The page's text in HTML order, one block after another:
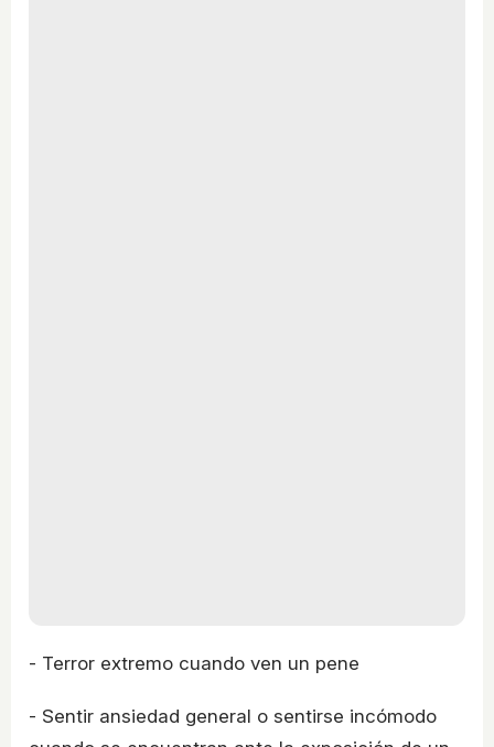
- Terror extremo cuando ven un pene
- Sentir ansiedad general o sentirse incómodo